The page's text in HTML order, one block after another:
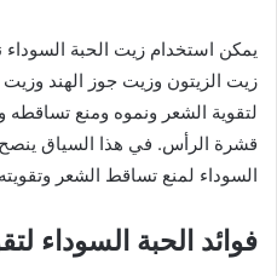
يمكن استخدام زيت الحبة
زيت الزيتون وزيت جوز الهند
لتقوية الشعر ونموه ومنع
قشرة الرأس. في هذا السياق ينصح
السوداء لمنع تساقط الشعر
فوائد الحبة السوداء